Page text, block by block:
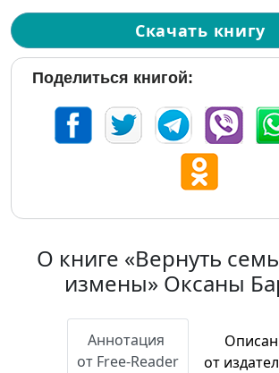
Скачать книгу
Поделиться книгой:
О книге «Вернуть
измены» Оксаны
Аннотация
от Free-Reader
от